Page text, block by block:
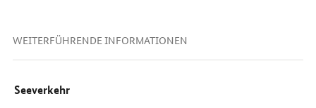
WEITERFÜHRENDE INFORMATIONEN
Seeverkehr